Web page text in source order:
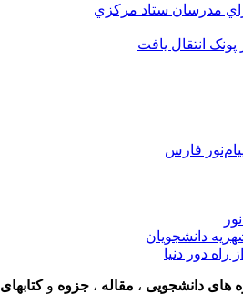
مدرسان ستاد مرکزي
انتقال يافت
فارس
دانشجویان
دور دنیا
های دانشجویی ، مقاله ،جزوه و